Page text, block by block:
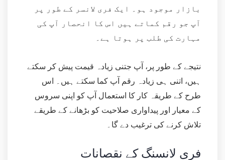
بازار موجود ہو۔ ایک فری لانسر کے طور پر
آپ جو رقم کماتے ہیں اس کا انحصار آپ کی
مہارت کی طلب پر ہوتا ہے۔
نتیجے کے طور پر، آپ جتنی زیادہ قیمت پیش کر سکتے
ہیں، اتنی ہی زیادہ رقم آپ کما سکتے ہیں۔ اس
طرح کے طریقہ کار کا استعمال آپ کو اپنی سروس
کے معیار اور پیداواری صلاحیت کو بڑھانے کے طریقے
تلاش کرنے کی ترغیب دے گا۔
فری لانسنگ کے نقصانات